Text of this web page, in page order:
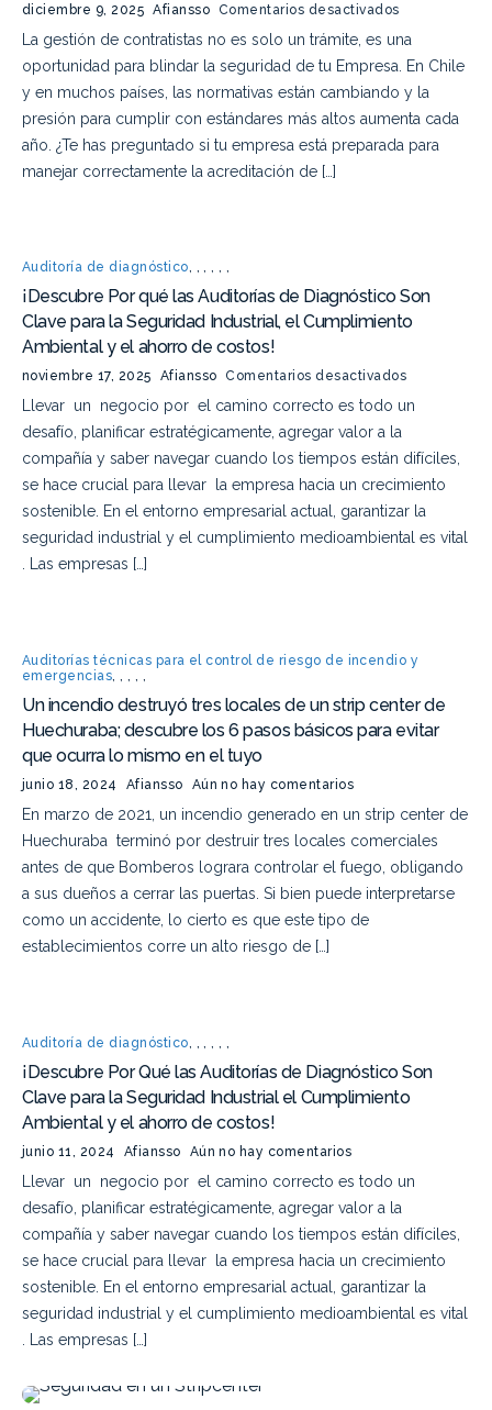
diciembre 9, 2025 Afiansso Comentarios desactivados
La gestión de contratistas no es solo un trámite, es una
oportunidad para blindar la seguridad de tu Empresa. En Chile
y en muchos países, las normativas están cambiando y la
presión para cumplir con estándares más altos aumenta cada
año. ¿Te has preguntado si tu empresa está preparada para
manejar correctamente la acreditación de […]
Auditoría de diagnóstico, ,,,,,
¡Descubre Por qué las Auditorías de Diagnóstico Son
Clave para la Seguridad Industrial, el Cumplimiento
Ambiental y el ahorro de costos!
noviembre 17, 2025 Afiansso Comentarios desactivados
Llevar un negocio por el camino correcto es todo un
desafío, planificar estratégicamente, agregar valor a la
compañía y saber navegar cuando los tiempos están difíciles,
se hace crucial para llevar la empresa hacia un crecimiento
sostenible. En el entorno empresarial actual, garantizar la
seguridad industrial y el cumplimiento medioambiental es vital
. Las empresas […]
Auditorías técnicas para el control de riesgo de incendio y
emergencias,,,,,
Un incendio destruyó tres locales de un strip center de
Huechuraba; descubre los 6 pasos básicos para evitar
que ocurra lo mismo en el tuyo
junio 18, 2024 Afiansso Aún no hay comentarios
En marzo de 2021, un incendio generado en un strip center de
Huechuraba terminó por destruir tres locales comerciales
antes de que Bomberos lograra controlar el fuego, obligando
a sus dueños a cerrar las puertas. Si bien puede interpretarse
como un accidente, lo cierto es que este tipo de
establecimientos corre un alto riesgo de […]
Auditoría de diagnóstico, ,,,,,
¡Descubre Por Qué las Auditorías de Diagnóstico Son
Clave para la Seguridad Industrial el Cumplimiento
Ambiental y el ahorro de costos!
junio 11, 2024 Afiansso Aún no hay comentarios
Llevar un negocio por el camino correcto es todo un
desafío, planificar estratégicamente, agregar valor a la
compañía y saber navegar cuando los tiempos están difíciles,
se hace crucial para llevar la empresa hacia un crecimiento
sostenible. En el entorno empresarial actual, garantizar la
seguridad industrial y el cumplimiento medioambiental es vital
. Las empresas […]